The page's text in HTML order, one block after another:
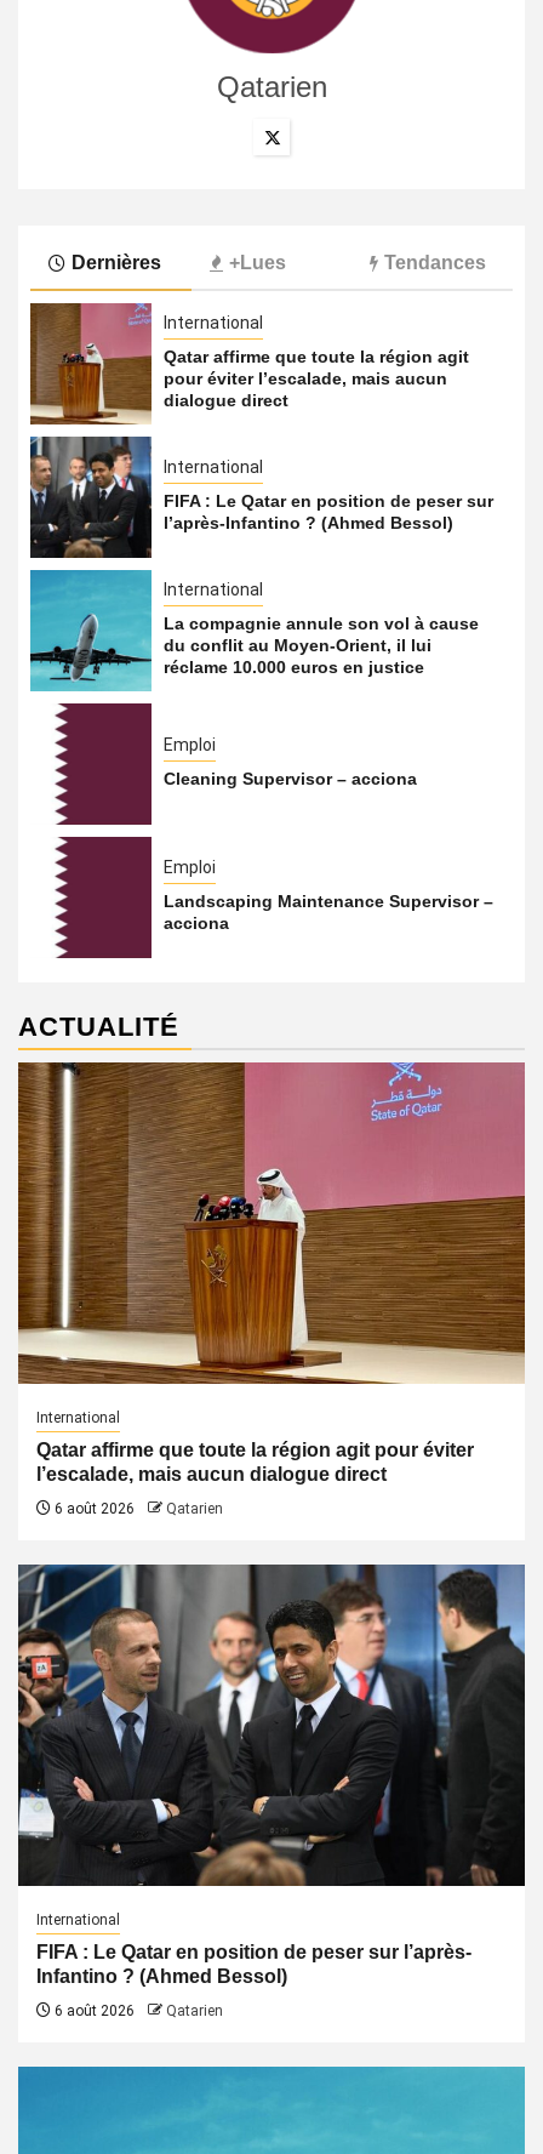
Qatarien
Dernières +Lues Tendances
International
Qatar affirme que toute la région agit
pour éviter l’escalade, mais aucun
dialogue direct
International
FIFA : Le Qatar en position de peser sur
l’après-Infantino ? (Ahmed Bessol)
International
La compagnie annule son vol à cause
du conflit au Moyen-Orient, il lui
réclame 10.000 euros en justice
Emploi
Cleaning Supervisor – acciona
Emploi
Landscaping Maintenance Supervisor –
acciona
ACTUALITÉ
International
Qatar affirme que toute la région agit pour éviter
l’escalade, mais aucun dialogue direct
6 août 2026 Qatarien
International
FIFA : Le Qatar en position de peser sur l’après-
Infantino ? (Ahmed Bessol)
6 août 2026 Qatarien